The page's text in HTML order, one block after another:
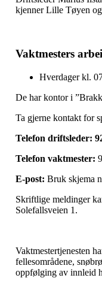
kjenner Lille Tøyen
Vaktmesters
Hverdager kl.
De har kontor i
Ta gjerne kontakt for
Telefon driftsleder:
Telefon vaktmester:
E-post: Bruk skjema
Skriftlige meldinger
Solefallsveien 1.
Vaktmestertjenesten
fellesområdene,
oppfølging av innleid